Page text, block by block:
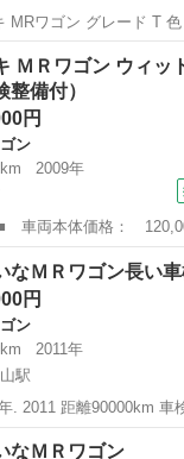
MRワゴン グレード T 色
アコン有無 ◯作動確認
人 型式 DBA-M...
ワゴン 車両
ＭＲワゴン ウィ
整備付）
円
ン
2009年
ＭＲワゴン ■ グレ
量： 660cc ■ ドア枚
ワゴン
なＭＲワゴン長い
円
ン
2011年
駅
. 2011 距離90000km 車
リー
4乗 排気量 660 きれいな
中山駅 ＭＲワゴン
なＭＲワゴン